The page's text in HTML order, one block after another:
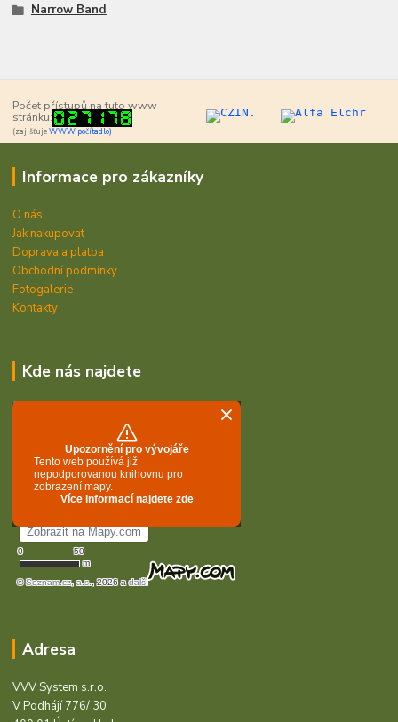
Narrow Band
Počet přístupů na tuto www
stránku:
(zajišťujeWWW počítadlo)
Informace pro zákazníky
O nás
Jak nakupovat
Doprava a platba
Obchodní podmínky
Fotogalerie
Kontakty
Kde nás najdete
Adresa
VVV System s.r.o.
V Podhájí 776/ 30